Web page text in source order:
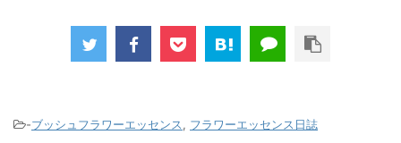
-ブッシュフラワーエッセンス, フラワーエッセンス日誌